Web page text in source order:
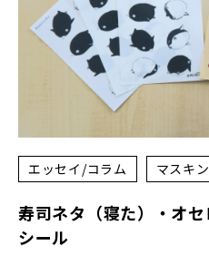
エッセイ/コラム マスキ
寿司ネタ（寝た）・オ
シール